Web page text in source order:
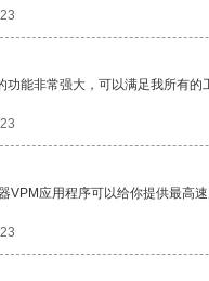
功能非常强大，可以满足我所有的
VPM应用程序可以给你提供最高